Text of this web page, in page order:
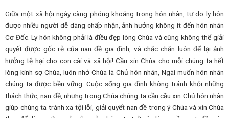
Giữa một xã hội ngày càng phóng khoáng trong hôn nhân, tự do ly hôn
được nhiều người dễ dàng chấp nhận, ảnh hưởng không ít đến hôn nhân
Cơ Đốc. Ly hôn không phải là điều đẹp lòng Chúa và cũng không thể giải
quyết được gốc rễ của nan đề gia đình, và chắc chắn luôn để lại ảnh
hưởng tệ hại cho con cái và xã hội! Cầu xin Chúa cho mỗi chúng ta hết
lòng kính sợ Chúa, luôn nhớ Chúa là Chủ hôn nhân, Ngài muốn hôn nhân
chúng ta được bền vững. Cuộc sống gia đình không tránh khỏi những
thách thức, nan đề, nhưng trong Chúa chúng ta cần cầu xin Chủ hôn nhân
giúp chúng ta tránh xa tội lỗi, giải quyết nan đề trong ý Chúa và xin Chúa